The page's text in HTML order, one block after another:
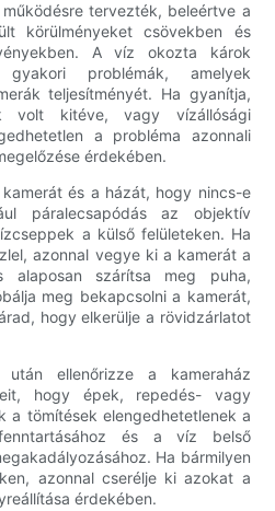
tervezték, beleértve a
körülményeket csövekben és
A víz okozta károk
problémák, amelyek
teljesítményét. Ha gyanítja,
volt kitéve, vagy vízállósági
a probléma azonnali
érdekében.
és a házát, hogy nincs-e
páralecsapódás az objektív
a külső felületeken. Ha
azonnal vegye ki a kamerát a
alaposan szárítsa meg puha,
meg bekapcsolni a kamerát,
hogy elkerülje a rövidzárlatot
után ellenőrizze a kameraház
hogy épek, repedés- vagy
a tömítések elengedhetetlenek a
és a víz belső
Ha bármilyen
azonnal cserélje ki azokat a
érdekében.